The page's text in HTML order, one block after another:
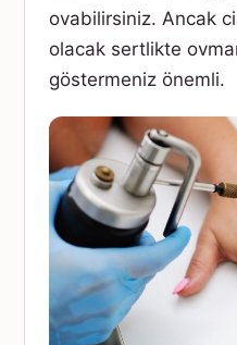
ovabilirsiniz. Ancak
olacak sertlikte
göstermeniz önemli.